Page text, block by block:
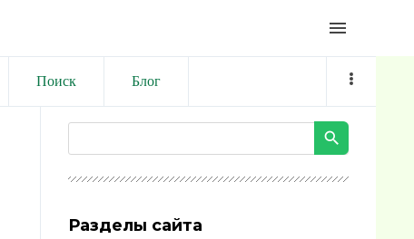
menu
Поиск Блог
Разделы сайта